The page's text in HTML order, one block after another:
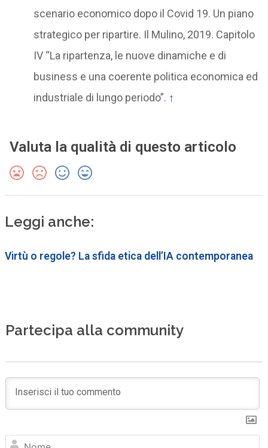
scenario economico dopo il Covid 19. Un piano
strategico per ripartire. Il Mulino, 2019. Capitolo
IV “La ripartenza, le nuove dinamiche e di
business e una coerente politica economica ed
industriale di lungo periodo”. ↑
Valuta la qualità di questo articolo
Leggi anche:
Virtù o regole? La sfida etica dell’IA contemporanea
Partecipa alla community